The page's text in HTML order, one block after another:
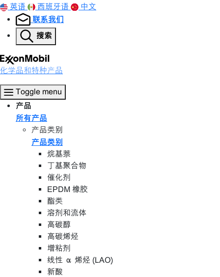
英语
西班牙语 中文
联系我们
搜索
化学品和特种产品
Toggle menu
产品
所有产品
产品类别
产品类别
烷基萘
丁基聚合物
催化剂
EPDM 橡胶
酯类
溶剂和流体
高碳醇
高碳烯烃
增粘剂
线性 α 烯烃 (LAO)
新酸